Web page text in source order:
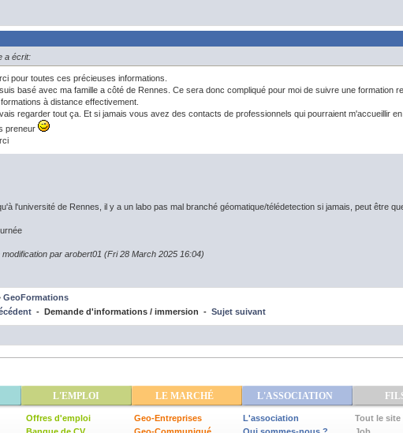
a écrit:
pour toutes ces précieuses informations.
basé avec ma famille a côté de Rennes. Ce sera donc compliqué pour moi de suivre une formation
à distance effectivement.
regarder tout ça. Et si jamais vous avez des contacts de professionnels qui pourraient m'accueillir
preneur
l'université de Rennes, il y a un labo pas mal branché géomatique/télédetection si jamais, peut être
modification par arobert01 (Fri 28 March 2025 16:04)
GeoFormations
- Demande d'informations / immersion - Sujet suivant
L'EMPLOI LE MARCHÉ L'ASSOCIATION
Offres d'emploi
Geo-Entreprises
L'association
Tout le site